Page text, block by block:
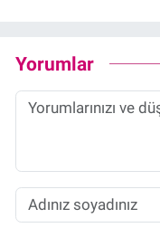
Yorumlar